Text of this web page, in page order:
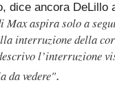
dice ancora DeLillo
Max aspira solo a
interruzione della
l’interruzione
da vedere".